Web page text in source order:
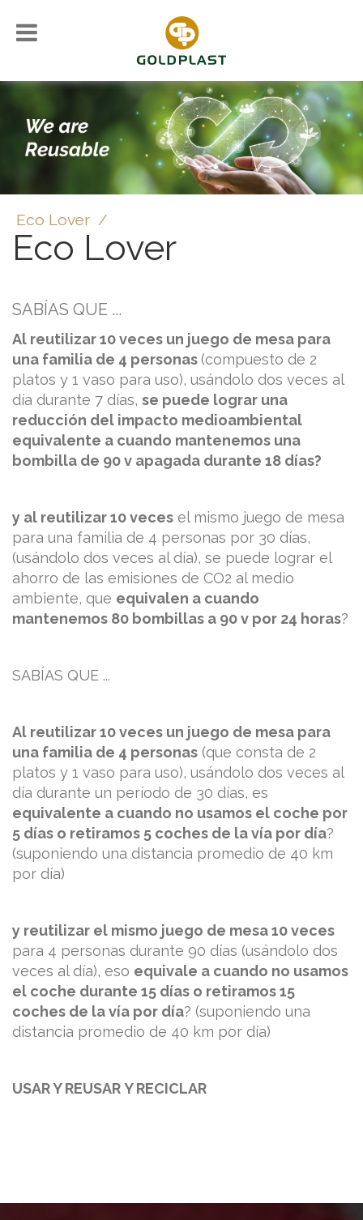
Eco Lover /
Eco Lover
SABÍAS QUE ...
Al reutilizar 10 veces un juego de mesa para
una familia de 4 personas(compuesto de 2
platos y 1 vaso para uso), usándolo dos veces al
día durante 7 días, se puede lograr una
reducción del impacto medioambiental
equivalente a cuando mantenemos una
bombilla de 90 v apagada durante 18 días?
y al reutilizar 10 veces el mismo juego de mesa
para una familia de 4 personas por 30 días,
(usándolo dos veces al día), se puede lograr el
ahorro de las emisiones de CO2 al medio
ambiente, que equivalen a cuando
mantenemos 80 bombillas a 90 v por 24 horas?
SABÍAS QUE ...
Al reutilizar 10 veces un juego de mesa para
una familia de 4 personas (que consta de 2
platos y 1 vaso para uso), usándolo dos veces al
día durante un período de 30 días, es
equivalente a cuando no usamos el coche por
5 días o retiramos 5 coches de la vía por día?
(suponiendo una distancia promedio de 40 km
por día)
y reutilizar el mismo juego de mesa 10 veces
para 4 personas durante 90 días (usándolo dos
veces al día), eso equivale a cuando no usamos
el coche durante 15 días o retiramos 15
coches de la vía por día? (suponiendo una
distancia promedio de 40 km por día)
USAR Y REUSAR Y RECICLAR